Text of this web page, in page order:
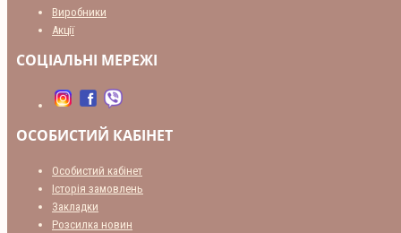
Виробники
Акції
СОЦІАЛЬНІ МЕРЕЖІ
ОСОБИСТИЙ КАБІНЕТ
Особистий кабінет
Історія замовлень
Закладки
Розсилка новин